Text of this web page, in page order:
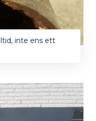
inte ens ett